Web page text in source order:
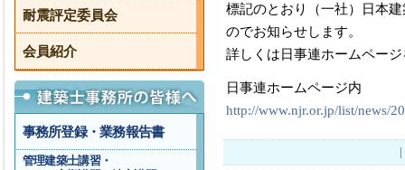
標記のとおり（一社）日本
のでお知らせします。
詳しくは日事連ホームペー
日事連ホームページ内
http://www.njr.or.jp/list/news/
耐震評定委員会
会員紹介
事務所登録・業務報告書
管理建築士講習・